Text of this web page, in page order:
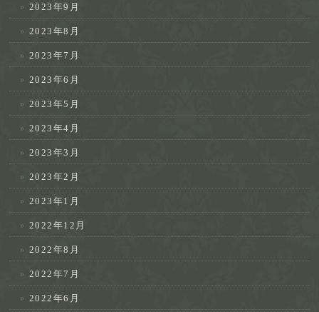
2023年9月
2023年8月
2023年7月
2023年6月
2023年5月
2023年4月
2023年3月
2023年2月
2023年1月
2022年12月
2022年8月
2022年7月
2022年6月